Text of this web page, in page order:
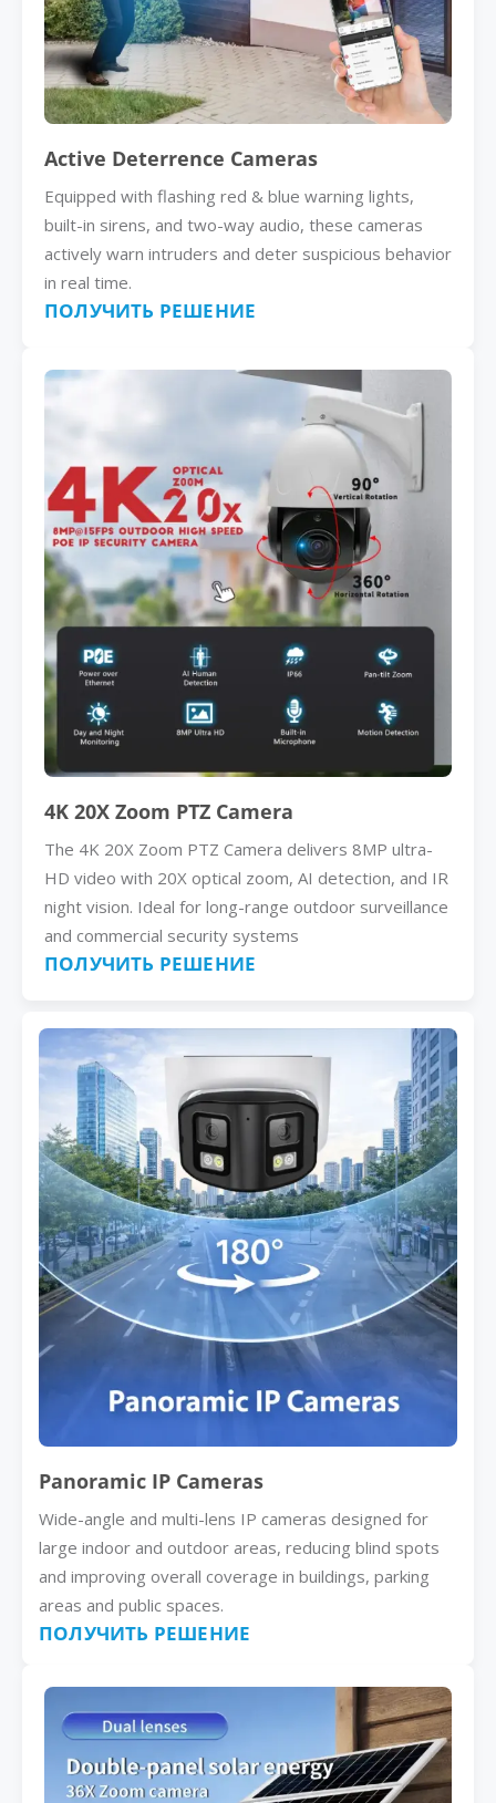
Active Deterrence Cameras
Equipped with flashing red & blue warning lights,
built-in sirens, and two-way audio, these cameras
actively warn intruders and deter suspicious behavior
in real time.
ПОЛУЧИТЬ РЕШЕНИЕ
4K 20X Zoom PTZ Camera
The 4K 20X Zoom PTZ Camera delivers 8MP ultra-
HD video with 20X optical zoom, AI detection, and IR
night vision. Ideal for long-range outdoor surveillance
and commercial security systems
ПОЛУЧИТЬ РЕШЕНИЕ
Panoramic IP Cameras
Wide-angle and multi-lens IP cameras designed for
large indoor and outdoor areas, reducing blind spots
and improving overall coverage in buildings, parking
areas and public spaces.
ПОЛУЧИТЬ РЕШЕНИЕ